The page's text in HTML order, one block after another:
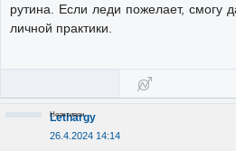
рутина. Если леди пожелает, смогу
личной практики.
Lethargy
26.4.2024 14:14
Неактивен